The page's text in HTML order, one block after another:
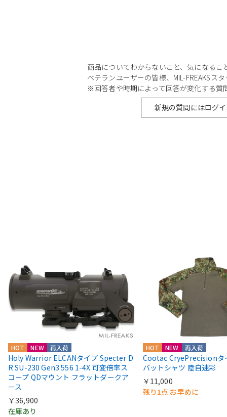
商品についてわからないこと、気になる
ベテランユーザーの皆様、MIL-FREAKSス
※回答者や時期によって回答が変化する質
新規の質問にはログ
HOT NEW 再入荷
Holy Warrior ELCANタイプ Specter D
R SU-230 Gen3 556 1-4X 可変倍率ス
コープ QDマウント フラットダークア
ース
￥36,900
在庫あり
HOT NEW 再入荷
Cootac CryePrecisionタ
バットシャツ 陸自迷彩
￥11,000
残り1点 お早めに